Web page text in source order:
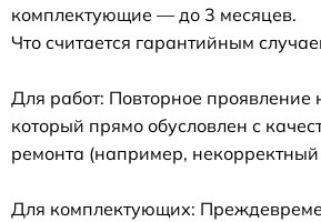
комплектующие — до 3 месяцев.
Что считается гарантийным
Для работ: Повторное проявление
который прямо обусловлен с
ремонта (например,
Для комплектующих: